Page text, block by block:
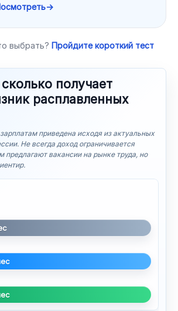
→
выбрать? Пройдите короткий тест
получает
расплавленных
приведена исходя из актуальных
Не всегда доход ограничивается
предлагают вакансии на рынке труда, но